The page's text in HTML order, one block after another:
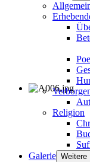
Religion
Galerie Weitere